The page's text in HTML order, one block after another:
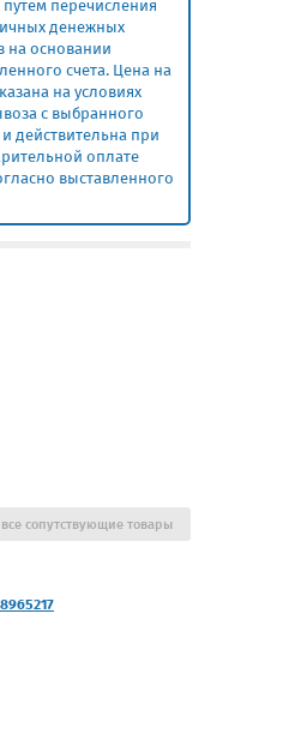
перечисления
денежных
на основании
счета. Цена на
на условиях
с выбранного
действительна при
оплате
выставленного
сопутствующие товары